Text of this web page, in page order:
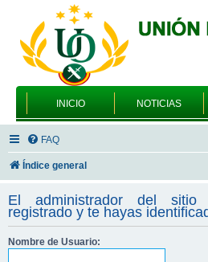
INICIO NOTICIAS
FAQ
Índice general
El administrador del sitio
registrado y te hayas
Nombre de Usuario: